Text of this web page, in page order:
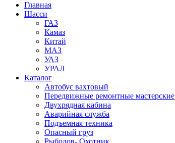
Главная
Шасси
ГАЗ
Камаз
Китай
МАЗ
УАЗ
УРАЛ
Каталог
Автобус вахтовый
Передвижные ремонтные мастерские
Двухрядная кабина
Аварийная служба
Подъемная техника
Опасный груз
Рыболов- Охотник